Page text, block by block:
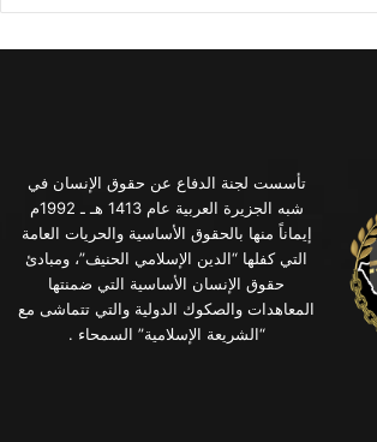
تأسست لجنة الدفاع عن حقوق الإنسان في
شبه الجزيرة العربية عام 1413 هـ ـ 1992م
إيماناً منها بالحقوق الأساسية والحريات العامة
التي كفلها “الدين الإسلامي الحنيف”، ومبادئ
حقوق الإنسان الأساسية التي ضمنتها
المعاهدات والصكوك الدولية والتي تتماشى مع
“الشريعة الإسلامية” السمحاء .